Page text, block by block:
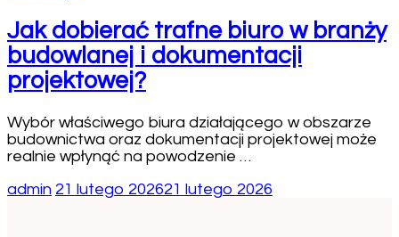
Jak dobierać trafne biuro w branży
budowlanej i dokumentacji
projektowej?
Wybór właściwego biura działającego w obszarze
budownictwa oraz dokumentacji projektowej może
realnie wpłynąć na powodzenie …
admin 21 lutego 202621 lutego 2026